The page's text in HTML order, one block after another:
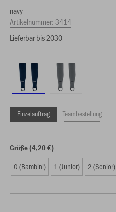
navy
Artikelnummer:3414
Lieferbar bis 2030
Einzelauftrag Teambestellung
Größe (4,20 €)
0 (Bambini) 1 (Junior) 2 (Senior)